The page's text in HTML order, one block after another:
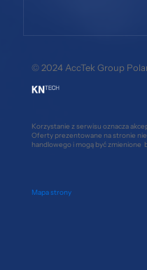
© 2024 AccTek Group
Korzystanie z serwisu oznacza
Oferty prezentowane na stronie
handlowego i mogą być zmienione
Mapa strony